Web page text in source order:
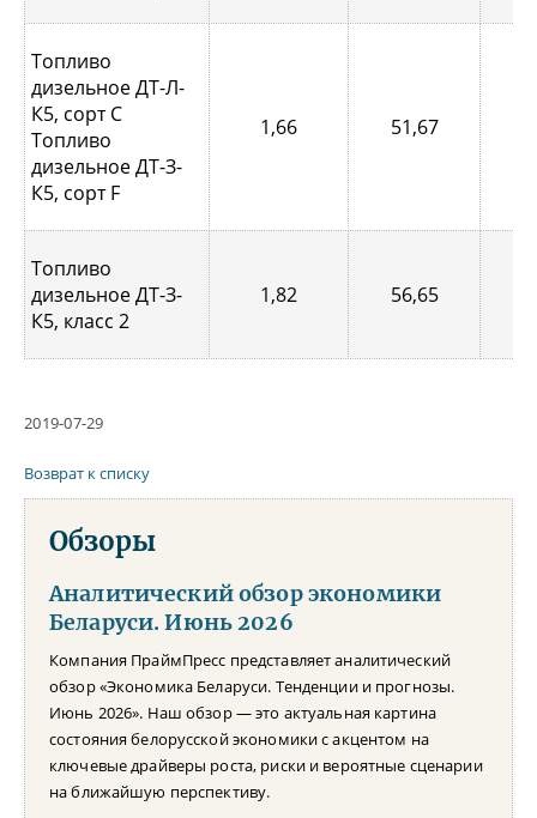
Топливо
дизельное ДТ-Л-
К5, сорт С
Топливо
дизельное ДТ-З-
К5, сорт F
1,66 51,67
Топливо
дизельное ДТ-З-
К5, класс 2
1,82 56,65
2019-07-29
Возврат к списку
Обзоры
Аналитический обзор экономики
Беларуси. Июнь 2026
Компания ПраймПресс представляет аналитический
обзор «Экономика Беларуси. Тенденции и прогнозы.
Июнь 2026». Наш обзор — это актуальная картина
состояния белорусской экономики с акцентом на
ключевые драйверы роста, риски и вероятные сценарии
на ближайшую перспективу.